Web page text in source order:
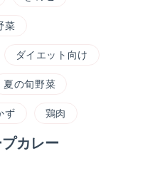
菜
ダイエット向け
夏の旬野菜
ず 鶏肉
カレー